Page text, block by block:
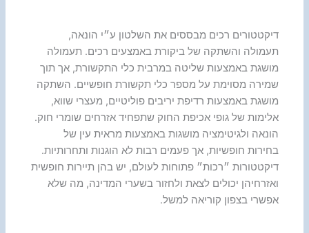
דיקטטורים רכים מבססים את השלטון ע״י הונאה,
תעמולה והשתקה של ביקורת באמצעים רכים. תעמולה
מושגת באמצעות שליטה במרבית כלי התקשורת, אך תוך
שמירה מסוימת על מספר כלי תקשורת חופשיים. השתקה
מושגת באמצעות רדיפת יריבים פוליטיים, מעצרי שווא,
אלימות של גופי אכיפת החוק שתפחיד אזרחים שומרי חוק.
הונאה ולגיטימציה מושגות באמצעות מראית עין של
בחירות חופשיות, אך פעמים רבות לא הוגנות ותחרותיות.
דיקטטורות ״רכות״ פתוחות לעולם, יש בהן תיירות חופשית
ואזרחיהן יכולים לצאת ולחזור בשערי המדינה, מה שלא
אפשרי בצפון קוריאה למשל.